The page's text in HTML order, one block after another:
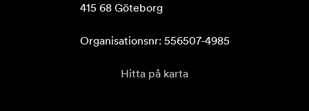
415 68 Göteborg
Organisationsnr: 556507-4985
Hitta på karta